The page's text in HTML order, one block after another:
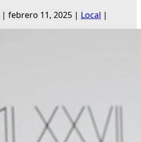
| febrero 11, 2025 | Local |